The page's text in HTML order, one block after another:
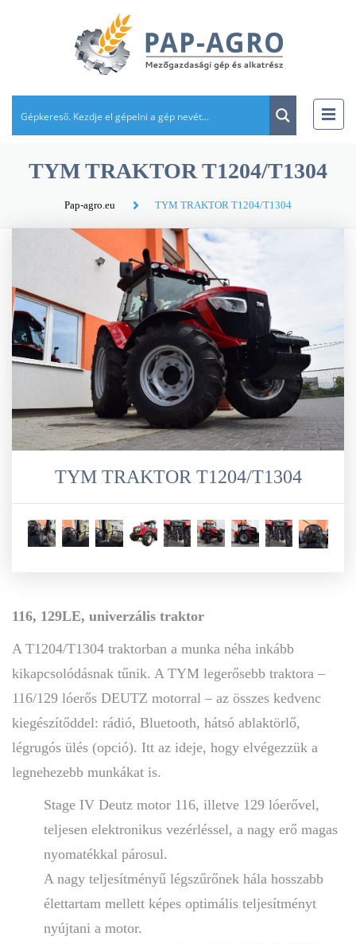
TYM TRAKTOR T1204/T1304
Pap-agro.eu TYM TRAKTOR T1204/T1304
TYM TRAKTOR T1204/T1304
116, 129LE, univerzális traktor
A T1204/T1304 traktorban a munka néha inkább
kikapcsolódásnak tűnik. A TYM legerősebb traktora –
116/129 lóerős DEUTZ motorral – az összes kedvenc
kiegészítőddel: rádió, Bluetooth, hátsó ablaktörlő,
légrugós ülés (opció). Itt az ideje, hogy elvégezzük a
legnehezebb munkákat is.
Stage IV Deutz motor 116, illetve 129 lóerővel,
teljesen elektronikus vezérléssel, a nagy erő magas
nyomatékkal párosul.
A nagy teljesítményű légszűrőnek hála hosszabb
élettartam mellett képes optimális teljesítményt
nyújtani a motor.